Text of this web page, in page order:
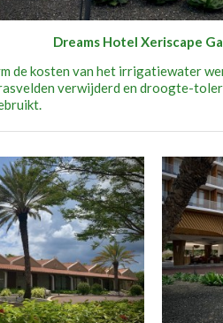
Dreams Hotel Xeriscape
de kosten van het irrigatiewater
verwijderd en droogte-